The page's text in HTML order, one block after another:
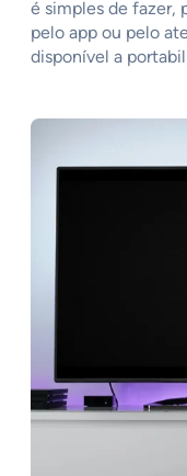
é simples de fazer,
pelo app ou pelo
disponível a